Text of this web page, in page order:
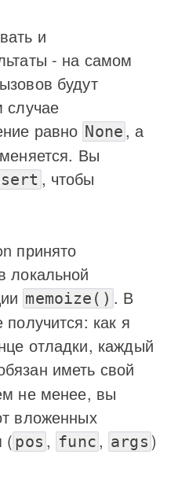
и
- на самом
будут
случае
равно None , а
Вы
, чтобы
принято
локальной
memoize() . В
как я
отладки, каждый
иметь свой
не менее, вы
вложенных
( pos , func , args )